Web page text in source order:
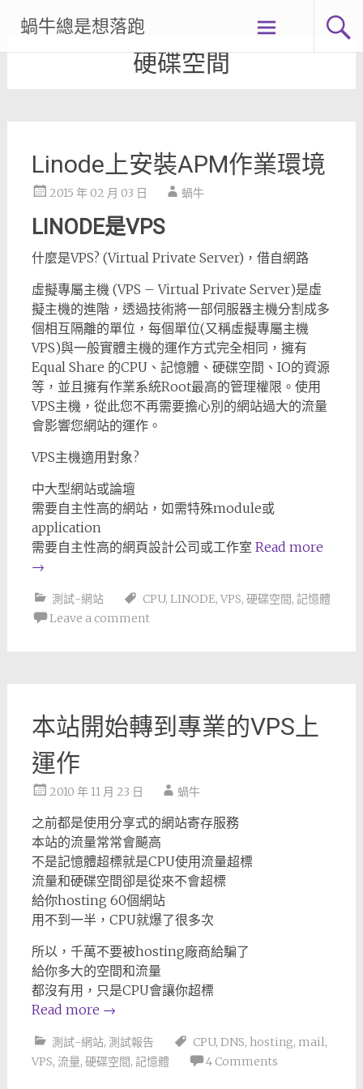
content
蝸牛總是想落跑
硬碟空間
Linode上安裝APM作業環境
2015 年 02 月 03 日 蝸牛
LINODE是VPS
什麼是VPS? (Virtual Private Server)，借自網路
虛擬專屬主機 (VPS – Virtual Private Server)是虛
擬主機的進階，透過技術將一部伺服器主機分割成多
個相互隔離的單位，每個單位(又稱虛擬專屬主機
VPS)與一般實體主機的運作方式完全相同，擁有
Equal Share 的CPU、記憶體、硬碟空間、IO的資源
等，並且擁有作業系統Root最高的管理權限。使用
VPS主機，從此您不再需要擔心別的網站過大的流量
會影響您網站的運作。
VPS主機適用對象?
中大型網站或論壇
需要自主性高的網站，如需特殊module或
application
需要自主性高的網頁設計公司或工作室 Read more
→
測試-網站 CPU, LINODE, VPS, 硬碟空間, 記憶體
Leave a comment
本站開始轉到專業的VPS上
運作
2010 年 11 月 23 日 蝸牛
之前都是使用分享式的網站寄存服務
本站的流量常常會飇高
不是記憶體超標就是CPU使用流量超標
流量和硬碟空間卻是從來不會超標
給你hosting 60個網站
用不到一半，CPU就爆了很多次
所以，千萬不要被hosting廠商給騙了
給你多大的空間和流量
都沒有用，只是CPU會讓你超標
Read more →
測試-網站, 測試報告 CPU, DNS, hosting, mail,
VPS, 流量, 硬碟空間, 記憶體 4 Comments